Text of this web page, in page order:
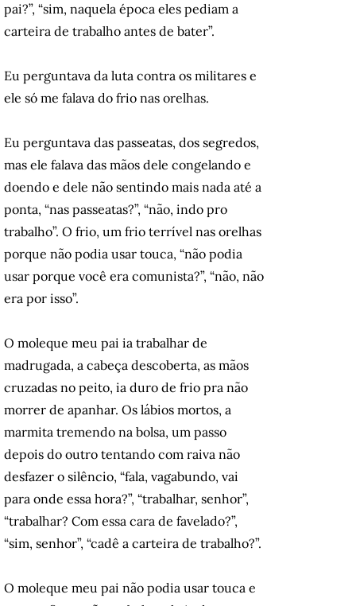
pai?”, “sim, naquela época eles pediam a
carteira de trabalho antes de bater”.
Eu perguntava da luta contra os militares e
ele só me falava do frio nas orelhas.
Eu perguntava das passeatas, dos segredos,
mas ele falava das mãos dele congelando e
doendo e dele não sentindo mais nada até a
ponta, “nas passeatas?”, “não, indo pro
trabalho”. O frio, um frio terrível nas orelhas
porque não podia usar touca, “não podia
usar porque você era comunista?”, “não, não
era por isso”.
O moleque meu pai ia trabalhar de
madrugada, a cabeça descoberta, as mãos
cruzadas no peito, ia duro de frio pra não
morrer de apanhar. Os lábios mortos, a
marmita tremendo na bolsa, um passo
depois do outro tentando com raiva não
desfazer o silêncio, “fala, vagabundo, vai
para onde essa hora?”, “trabalhar, senhor”,
“trabalhar? Com essa cara de favelado?”,
“sim, senhor”, “cadê a carteira de trabalho?”.
O moleque meu pai não podia usar touca e